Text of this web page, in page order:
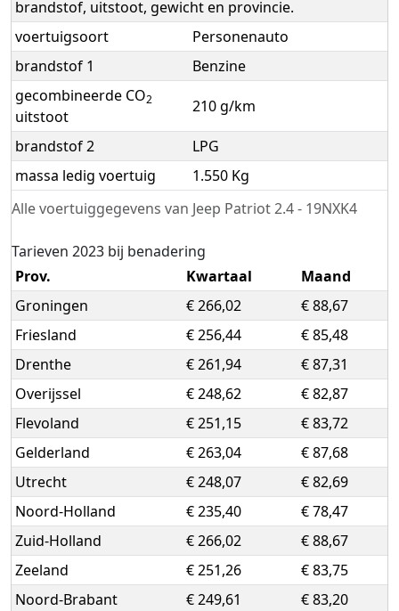
Alle voertuiggegevens van Jeep Patriot 2.4 - 19NXK4
brandstof, uitstoot, gewicht en provincie.
voertuigsoort
Personenauto
brandstof 1
Benzine
gecombineerde CO2
uitstoot
210 g/km
brandstof 2
LPG
massa ledig voertuig
1.550 Kg
Tarieven 2023 bij benadering
Prov.
Kwartaal
Maand
Groningen
€ 266,02
€ 88,67
Friesland
€ 256,44
€ 85,48
Drenthe
€ 261,94
€ 87,31
Overijssel
€ 248,62
€ 82,87
Flevoland
€ 251,15
€ 83,72
Gelderland
€ 263,04
€ 87,68
Utrecht
€ 248,07
€ 82,69
Noord-Holland
€ 235,40
€ 78,47
Zuid-Holland
€ 266,02
€ 88,67
Zeeland
€ 251,26
€ 83,75
Noord-Brabant
€ 249,61
€ 83,20